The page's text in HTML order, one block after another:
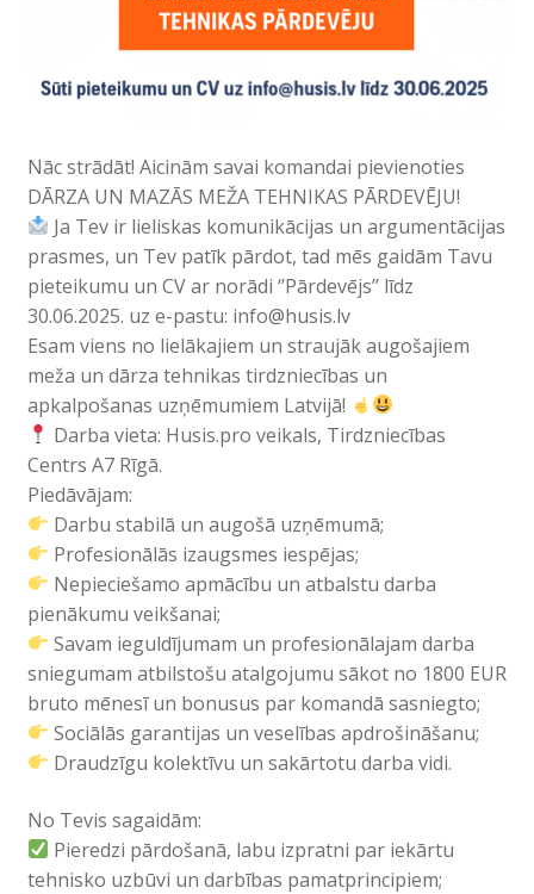
Nāc strādāt! Aicinām savai komandai pievienoties
DĀRZA UN MAZĀS MEŽA TEHNIKAS PĀRDEVĒJU!
Ja Tev ir lieliskas komunikācijas un argumentācijas
prasmes, un Tev patīk pārdot, tad mēs gaidām Tavu
pieteikumu un CV ar norādi ‘’Pārdevējs’’ līdz
30.06.2025. uz e-pastu: info@husis.lv
Esam viens no lielākajiem un straujāk augošajiem
meža un dārza tehnikas tirdzniecības un
apkalpošanas uzņēmumiem Latvijā!
Darba vieta: Husis.pro veikals, Tirdzniecības
Centrs A7 Rīgā.
Piedāvājam:
Darbu stabilā un augošā uzņēmumā;
Profesionālās izaugsmes iespējas;
Nepieciešamo apmācību un atbalstu darba
pienākumu veikšanai;
Savam ieguldījumam un profesionālajam darba
sniegumam atbilstošu atalgojumu sākot no 1800 EUR
bruto mēnesī un bonusus par komandā sasniegto;
Sociālās garantijas un veselības apdrošināšanu;
Draudzīgu kolektīvu un sakārtotu darba vidi.
No Tevis sagaidām:
Pieredzi pārdošanā, labu izpratni par iekārtu
tehnisko uzbūvi un darbības pamatprincipiem;